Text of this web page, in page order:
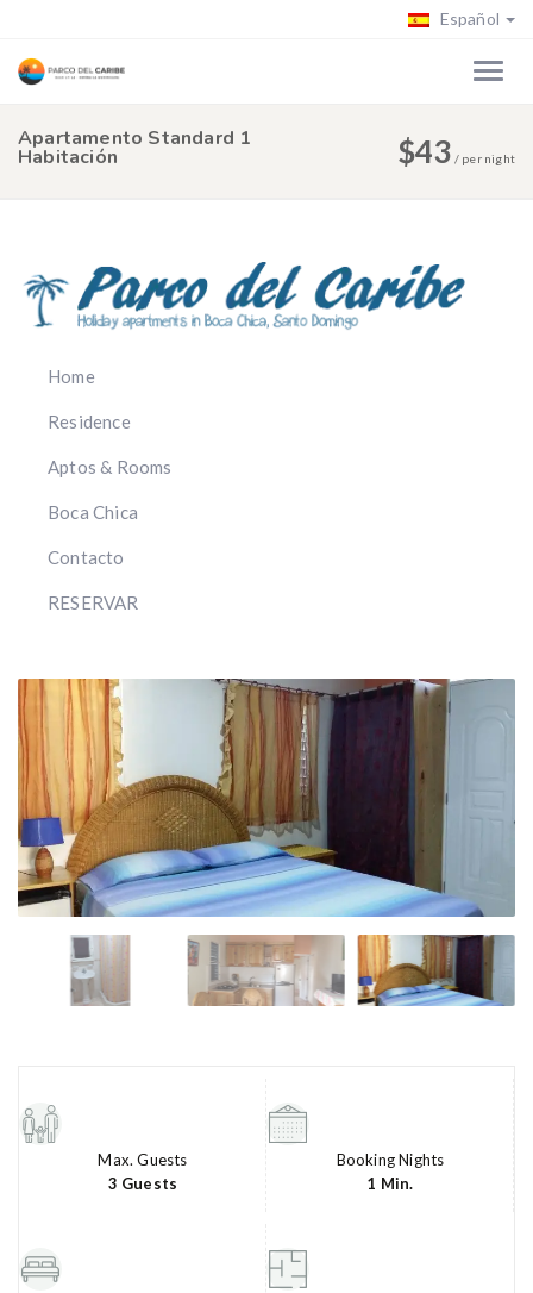
Español
Apartamento Standard 1
Habitación $43 /per night
Home
Residence
Aptos & Rooms
Boca Chica
Contacto
RESERVAR
Max. Guests
3 Guests
Booking Nights
1 Min.